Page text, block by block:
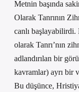
Metnin başında
Olarak Tanrının
canlı başlayabilirdi.
olarak Tanrı’nın
adlandırılan bir
kavramlar) ayrı bir
Bu düşünce,